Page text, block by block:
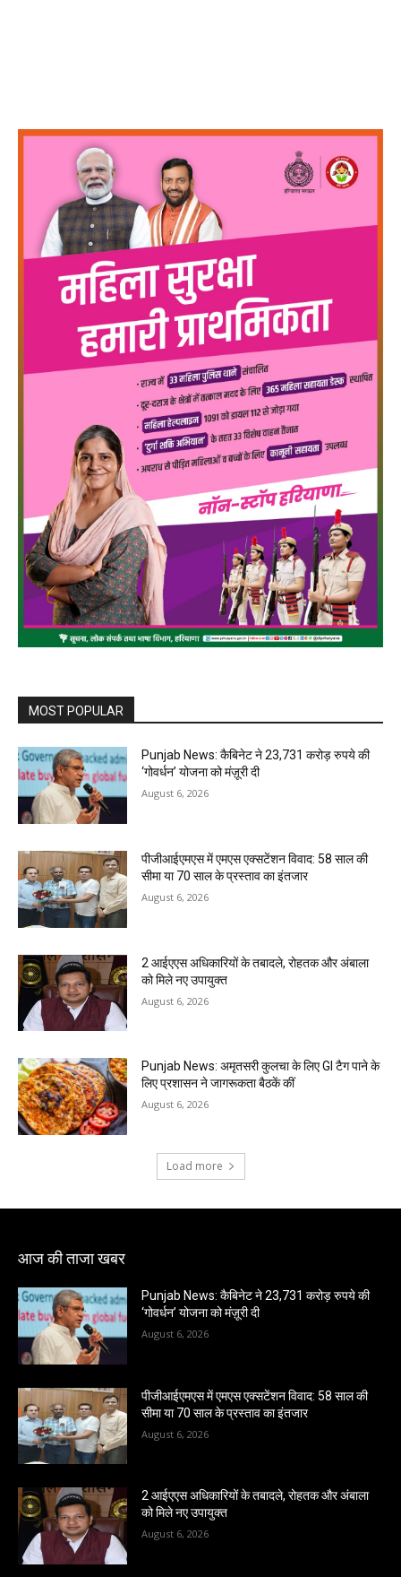
MOST POPULAR
Punjab News: कैबिनेट ने 23,731 करोड़ रुपये की
‘गोवर्धन’ योजना को मंज़ूरी दी
August 6, 2026
पीजीआईएमएस में एमएस एक्सटेंशन विवाद: 58 साल की
सीमा या 70 साल के प्रस्ताव का इंतजार
August 6, 2026
2 आईएएस अधिकारियों के तबादले, रोहतक और अंबाला
को मिले नए उपायुक्त
August 6, 2026
Punjab News: अमृतसरी कुलचा के लिए GI टैग पाने के
लिए प्रशासन ने जागरूकता बैठकें कीं
August 6, 2026
Load more
आज की ताजा खबर
Punjab News: कैबिनेट ने 23,731 करोड़ रुपये की
‘गोवर्धन’ योजना को मंज़ूरी दी
August 6, 2026
पीजीआईएमएस में एमएस एक्सटेंशन विवाद: 58 साल की
सीमा या 70 साल के प्रस्ताव का इंतजार
August 6, 2026
2 आईएएस अधिकारियों के तबादले, रोहतक और अंबाला
को मिले नए उपायुक्त
August 6, 2026